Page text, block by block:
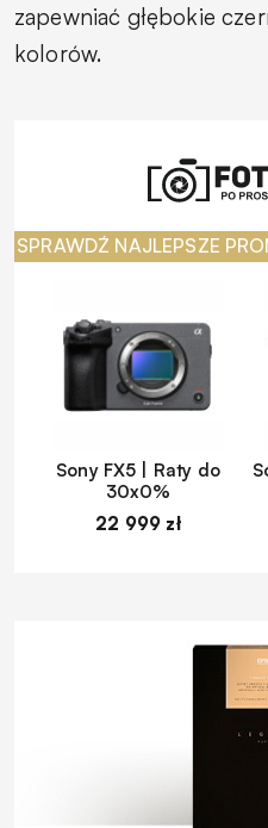
zapewniać głębokie
kolorów.
SPRAWDŹ NAJLEPSZE
Sony FX5 | Raty do
30x0%
22 999 zł